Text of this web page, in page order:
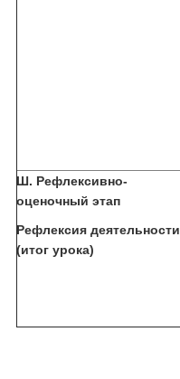
Ш. Рефлексивно-
оценочный этап
Рефлексия деятельности
(итог урока)